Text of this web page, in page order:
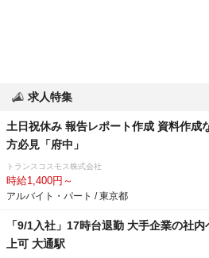
求人特集
土日祝休み 報告レポート作成 資料作成
方必見「府中」
トランスコスモス株式会社
時給1,400円～
アルバイト・パート / 東京都
「9/1入社」17時台退勤 大手企業の社
上可 大通駅